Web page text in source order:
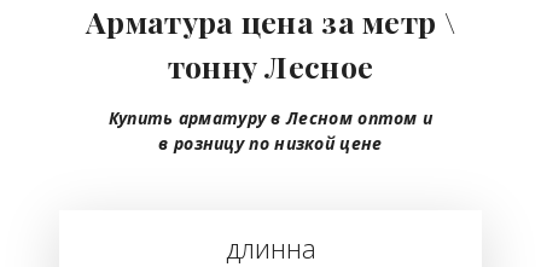
Арматура цена за метр \
тонну Лесное
Купить арматуру в Лесномоптом и
в розницупо низкой цене
длинна